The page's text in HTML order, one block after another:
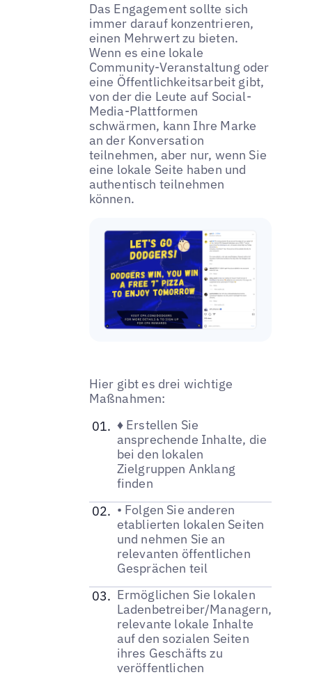
Das Engagement sollte sich
immer darauf konzentrieren,
einen Mehrwert zu bieten.
Wenn es eine lokale
Community-Veranstaltung oder
eine Öffentlichkeitsarbeit gibt,
von der die Leute auf Social-
Media-Plattformen
schwärmen, kann Ihre Marke
an der Konversation
teilnehmen, aber nur, wenn Sie
eine lokale Seite haben und
authentisch teilnehmen
können.
Hier gibt es drei wichtige
Maßnahmen:
♦ Erstellen Sie
ansprechende Inhalte, die
bei den lokalen
Zielgruppen Anklang
finden
• Folgen Sie anderen
etablierten lokalen Seiten
und nehmen Sie an
relevanten öffentlichen
Gesprächen teil
Ermöglichen Sie lokalen
Ladenbetreiber/Managern,
relevante lokale Inhalte
auf den sozialen Seiten
ihres Geschäfts zu
veröffentlichen